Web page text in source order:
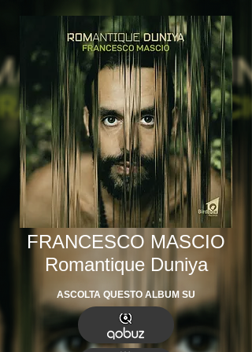
FRANCESCO MASCIO
Romantique Duniya
ASCOLTA QUESTO ALBUM SU